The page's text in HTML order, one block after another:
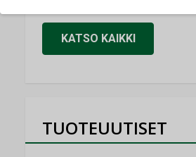
KATSO KAIKKI
TUOTEUUTISET